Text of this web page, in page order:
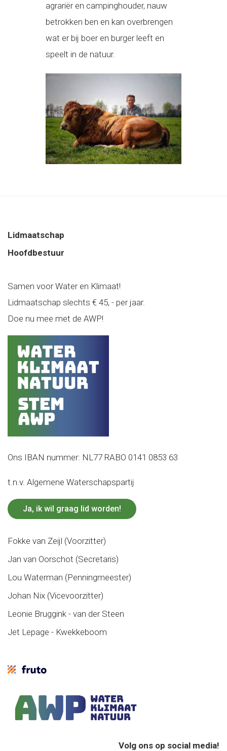
agrariër en campinghouder, nauw
betrokken ben en kan overbrengen
wat er bij boer en burger leeft en
speelt in de natuur.
Lidmaatschap
Hoofdbestuur
Samen voor Water en Klimaat!
Lidmaatschap slechts € 45, - per jaar.
Doe nu mee met de AWP!
Ons IBAN nummer: NL77 RABO 0141 0853 63
t.n.v. Algemene Waterschapspartij
Ja, ik wil graag lid worden!
Fokke van Zeijl (Voorzitter)
Jan van Oorschot (Secretaris)
Lou Waterman (Penningmeester)
Johan Nix (Vicevoorzitter)
Leonie Bruggink - van der Steen
Jet Lepage - Kwekkeboom
Volg ons op social media!